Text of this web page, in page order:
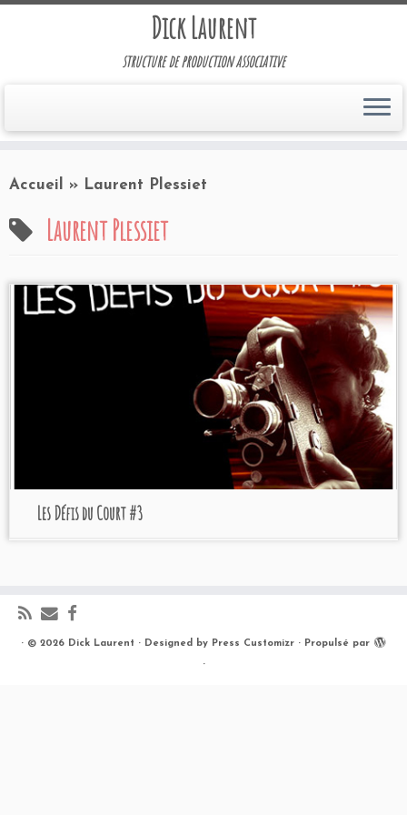
Dick Laurent
structure de production associative
Accueil » Laurent Plessiet
Laurent Plessiet
Les Etoiles à Bruay-la-
Les Défis du Court #3
· © 2026 Dick Laurent · Designed by Press Customizr · Propulsé par
·